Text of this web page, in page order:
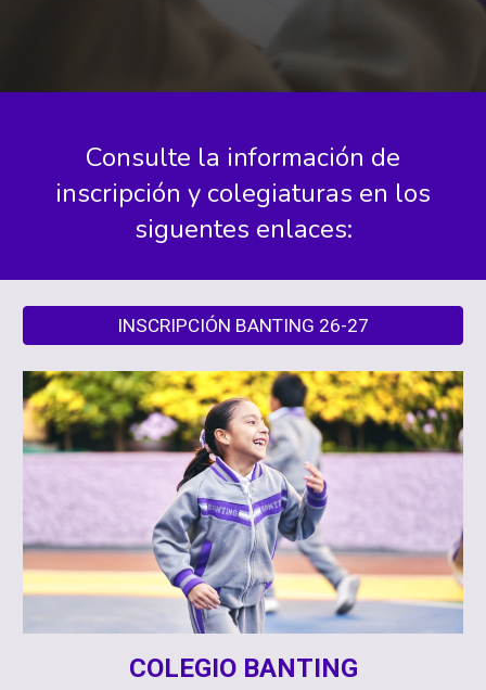
Consulte la información de
inscripción y colegiaturas en los
siguentes enlaces:
INSCRIPCIÓN BANTING 26-27
COLEGIO BANTING